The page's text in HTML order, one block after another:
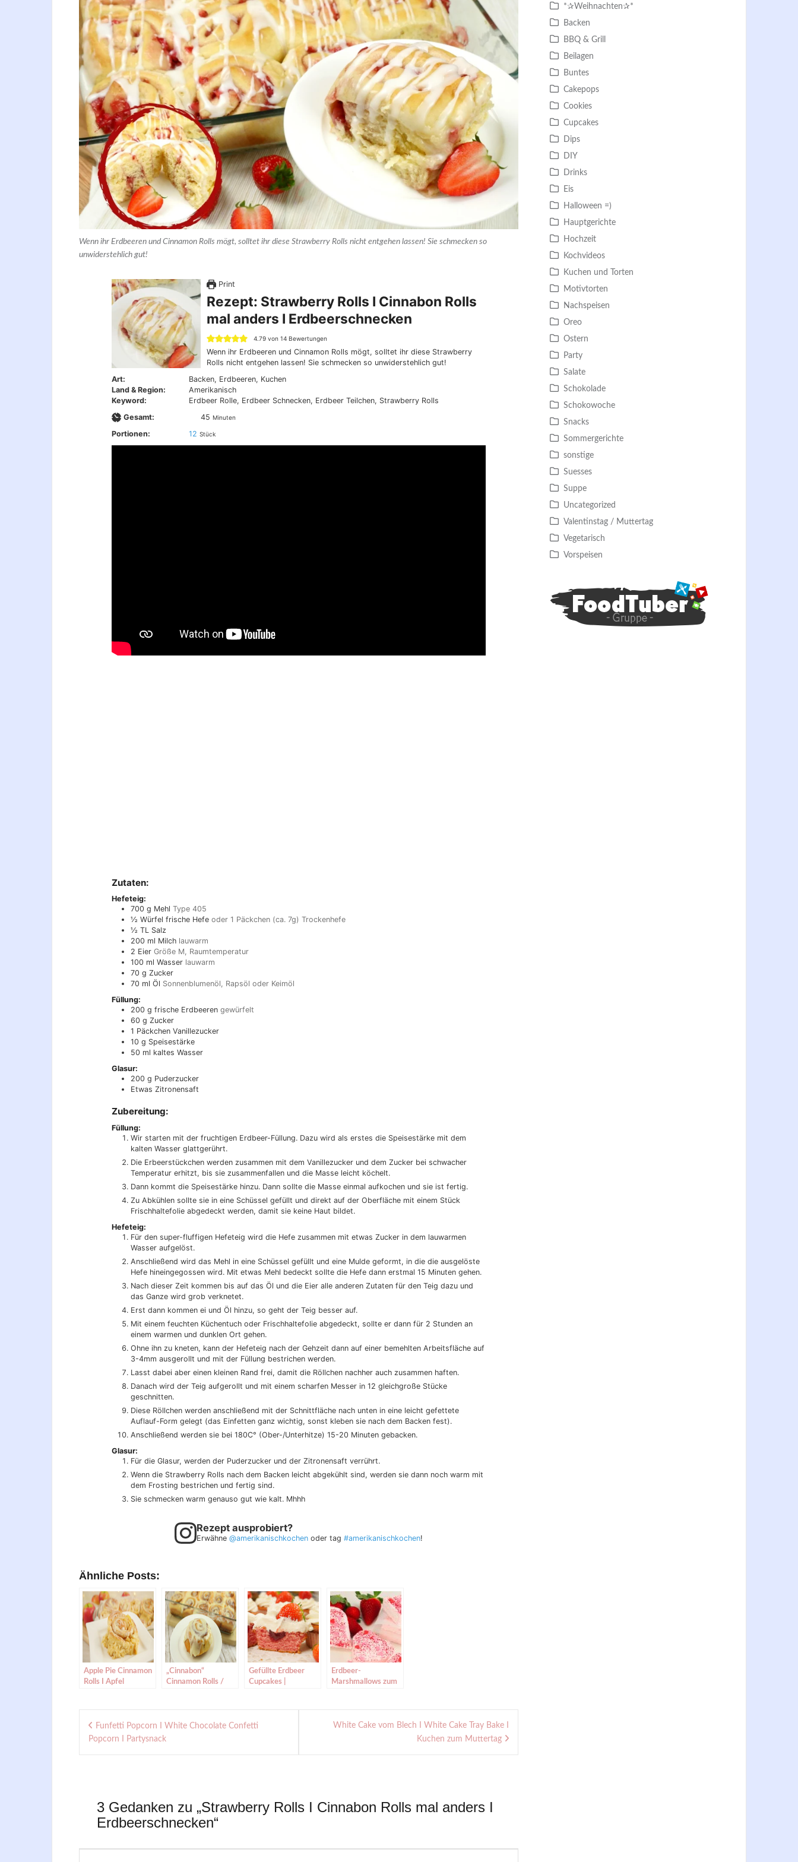
Wenn ihr Erdbeeren und Cinnamon Rolls mögt, solltet ihr diese Strawberry Rolls nicht entgehen lassen! Sie schmecken so
unwiderstehlich gut!
Print
Rezept: Strawberry Rolls I Cinnabon Rolls
mal anders I Erdbeerschnecken
4.79 von14 Bewertungen
Wenn ihr Erdbeeren und Cinnamon Rolls mögt, solltet ihr diese Strawberry
Rolls nicht entgehen lassen! Sie schmecken so unwiderstehlich gut!
Art:
Backen, Erdbeeren, Kuchen
Land & Region:
Amerikanisch
Keyword:
Erdbeer Rolle, Erdbeer Schnecken, Erdbeer Teilchen, Strawberry Rolls
Gesamt:
45 Minuten
Minuten
Portionen: 12 Stück
Zutaten:
Hefeteig:
700 g Mehl Type 405
½ Würfel frische Hefe oder 1 Päckchen (ca. 7g) Trockenhefe
½ TL Salz
200 ml Milch lauwarm
2 Eier Größe M, Raumtemperatur
100 ml Wasser lauwarm
70 g Zucker
70 ml Öl Sonnenblumenöl, Rapsöl oder Keimöl
Füllung:
200 g frische Erdbeeren gewürfelt
60 g Zucker
1 Päckchen Vanillezucker
10 g Speisestärke
50 ml kaltes Wasser
Glasur:
200 g Puderzucker
Etwas Zitronensaft
Zubereitung:
Füllung:
Wir starten mit der fruchtigen Erdbeer-Füllung. Dazu wird als erstes die Speisestärke mit dem
kalten Wasser glattgerührt.
Die Erbeerstückchen werden zusammen mit dem Vanillezucker und dem Zucker bei schwacher
Temperatur erhitzt, bis sie zusammenfallen und die Masse leicht köchelt.
Dann kommt die Speisestärke hinzu. Dann sollte die Masse einmal aufkochen und sie ist fertig.
Zu Abkühlen sollte sie in eine Schüssel gefüllt und direkt auf der Oberfläche mit einem Stück
Frischhaltefolie abgedeckt werden, damit sie keine Haut bildet.
Hefeteig:
Für den super-fluffigen Hefeteig wird die Hefe zusammen mit etwas Zucker in dem lauwarmen
Wasser aufgelöst.
Anschließend wird das Mehl in eine Schüssel gefüllt und eine Mulde geformt, in die die ausgelöste
Hefe hineingegossen wird. Mit etwas Mehl bedeckt sollte die Hefe dann erstmal 15 Minuten gehen.
Nach dieser Zeit kommen bis auf das Öl und die Eier alle anderen Zutaten für den Teig dazu und
das Ganze wird grob verknetet.
Erst dann kommen ei und Öl hinzu, so geht der Teig besser auf.
Mit einem feuchten Küchentuch oder Frischhaltefolie abgedeckt, sollte er dann für 2 Stunden an
einem warmen und dunklen Ort gehen.
Ohne ihn zu kneten, kann der Hefeteig nach der Gehzeit dann auf einer bemehlten Arbeitsfläche auf
3-4mm ausgerollt und mit der Füllung bestrichen werden.
Lasst dabei aber einen kleinen Rand frei, damit die Röllchen nachher auch zusammen haften.
Danach wird der Teig aufgerollt und mit einem scharfen Messer in 12 gleichgroße Stücke
geschnitten.
Diese Röllchen werden anschließend mit der Schnittfläche nach unten in eine leicht gefettete
Auflauf-Form gelegt (das Einfetten ganz wichtig, sonst kleben sie nach dem Backen fest).
Anschließend werden sie bei 180C° (Ober-/Unterhitze) 15-20 Minuten gebacken.
Glasur:
Für die Glasur, werden der Puderzucker und der Zitronensaft verrührt.
Wenn die Strawberry Rolls nach dem Backen leicht abgekühlt sind, werden sie dann noch warm mit
dem Frosting bestrichen und fertig sind.
Sie schmecken warm genauso gut wie kalt. Mhhh
Rezept ausprobiert?
Erwähne @amerikanischkochenoder tag #amerikanischkochen!
Ähnliche Posts:
Apple Pie Cinnamon
Rolls I Apfel
„Cinnabon“
Cinnamon Rolls /
Gefüllte Erdbeer
Cupcakes |
Erdbeer-
Marshmallows zum
Beitragsnavigation
Funfetti Popcorn I White Chocolate Confetti
Popcorn I Partysnack
White Cake vom Blech I White Cake Tray Bake I
Kuchen zum Muttertag
3 Gedanken zu „Strawberry Rolls I Cinnabon Rolls mal anders I
Erdbeerschnecken“
*✰Weihnachten✰*
Backen
BBQ & Grill
Beilagen
Buntes
Cakepops
Cookies
Cupcakes
Dips
DIY
Drinks
Eis
Halloween =)
Hauptgerichte
Hochzeit
Kochvideos
Kuchen und Torten
Motivtorten
Nachspeisen
Oreo
Ostern
Party
Salate
Schokolade
Schokowoche
Snacks
Sommergerichte
sonstige
Suesses
Suppe
Uncategorized
Valentinstag / Muttertag
Vegetarisch
Vorspeisen